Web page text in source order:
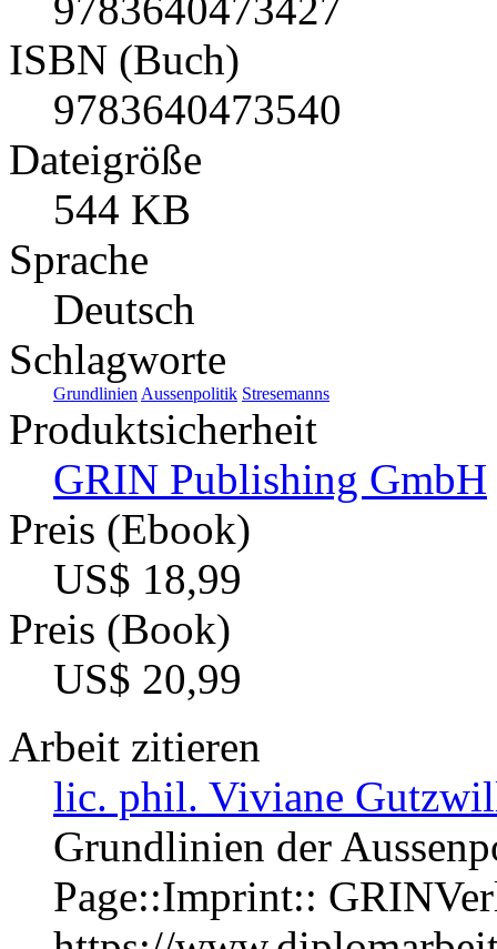
9783640473427
ISBN (Buch)
9783640473540
Dateigröße
544 KB
Sprache
Deutsch
Schlagworte
Grundlinien Aussenpolitik Stresemanns
Produktsicherheit
GRIN Publishing GmbH
Preis (Ebook)
US$ 18,99
Preis (Book)
US$ 20,99
Arbeit zitieren
lic. phil. Viviane
Grundlinien der
Page::Imprint::